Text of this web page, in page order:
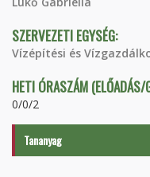
SZERVEZETI EGYSÉG:
Vízépítési és
HETI ÓRASZÁM
0/0/2
Tananyag